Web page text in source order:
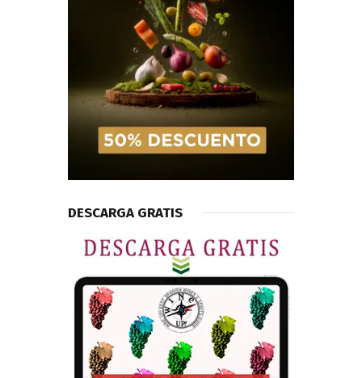
DESCARGA GRATIS